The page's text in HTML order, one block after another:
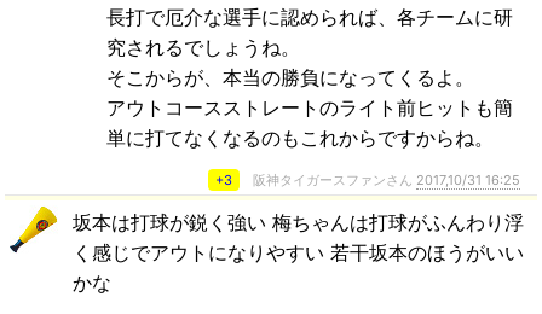
長打で厄介な選手に認められば、各チームに研
究されるでしょうね。
そこからが、本当の勝負になってくるよ。
アウトコースストレートのライト前ヒットも簡
単に打てなくなるのもこれからですからね。
+3 阪神タイガースファンさん 2017,10/31 16:25
坂本は打球が鋭く強い 梅ちゃんは打球がふんわり浮
く感じでアウトになりやすい 若干坂本のほうがいい
かな